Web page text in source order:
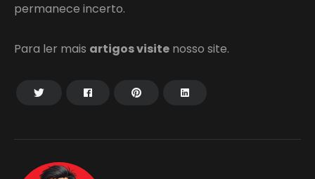
permanece incerto.
Para ler mais artigos visite nosso site.